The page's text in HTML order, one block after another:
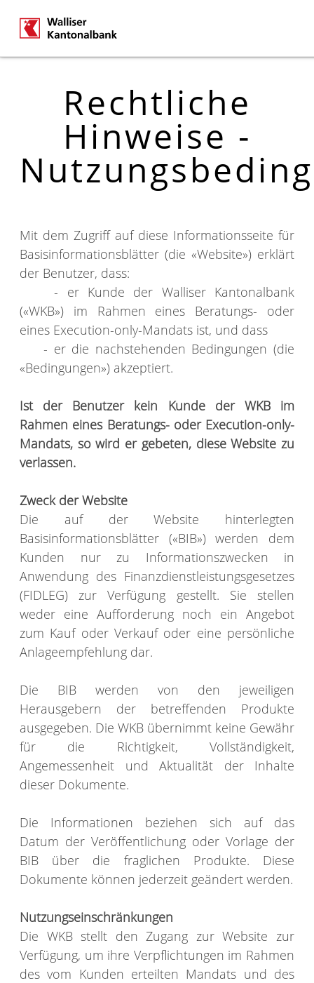
Rechtliche
Hinweise -
Mit dem Zugriff auf diese Informationsseite für
Basisinformationsblätter (die «Website») erklärt
der Benutzer, dass:
- er Kunde der Walliser Kantonalbank
(«WKB») im Rahmen eines Beratungs- oder
eines Execution-only-Mandats ist, und dass
- er die nachstehenden Bedingungen (die
«Bedingungen») akzeptiert.
Ist der Benutzer kein Kunde der WKB im
Rahmen eines Beratungs- oder Execution-only-
Mandats, so wird er gebeten, diese Website zu
verlassen.
Zweck der Website
Die auf der Website hinterlegten
Basisinformationsblätter («BIB») werden dem
Kunden nur zu Informationszwecken in
Anwendung des Finanzdienstleistungsgesetzes
(FIDLEG) zur Verfügung gestellt. Sie stellen
weder eine Aufforderung noch ein Angebot
zum Kauf oder Verkauf oder eine persönliche
Anlageempfehlung dar.
Die BIB werden von den jeweiligen
Herausgebern der betreffenden Produkte
ausgegeben. Die WKB übernimmt keine Gewähr
für die Richtigkeit, Vollständigkeit,
Angemessenheit und Aktualität der Inhalte
dieser Dokumente.
Die Informationen beziehen sich auf das
Datum der Veröffentlichung oder Vorlage der
BIB über die fraglichen Produkte. Diese
Dokumente können jederzeit geändert werden.
Nutzungseinschränkungen
Die WKB stellt den Zugang zur Website zur
Verfügung, um ihre Verpflichtungen im Rahmen
des vom Kunden erteilten Mandats und des